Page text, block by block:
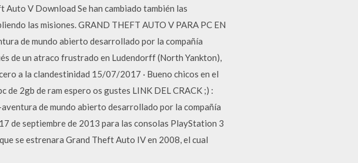
V Download Se han cambiado también las
las misiones. GRAND THEFT AUTO V PARA PC EN
de mundo abierto desarrollado por la compañía
de un atraco frustrado en Ludendorff (North Yankton),
a la clandestinidad 15/07/2017 · Bueno chicos en el
2gb de ram espero os gustes LINK DEL CRACK ;) :
de mundo abierto desarrollado por la compañía
de septiembre de 2013 para las consolas PlayStation 3
se estrenara Grand Theft Auto IV en 2008, el cual